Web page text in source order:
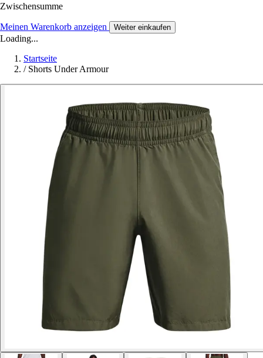
Zwischensumme
Meinen Warenkorb anzeigen Weiter einkaufen
Loading...
Startseite
/ Shorts Under Armour